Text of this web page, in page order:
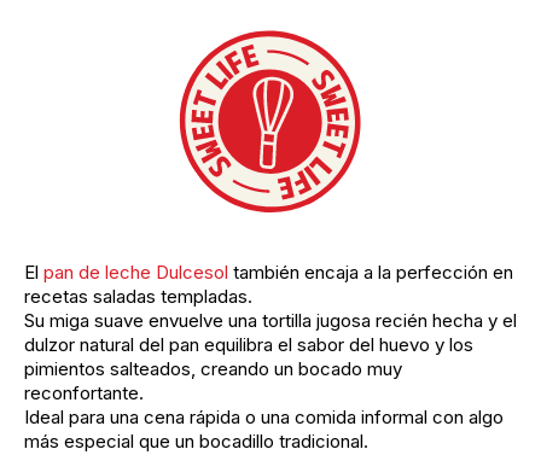
El pan de leche Dulcesol también encaja a la perfección en
recetas saladas templadas.
Su miga suave envuelve una tortilla jugosa recién hecha y el
dulzor natural del pan equilibra el sabor del huevo y los
pimientos salteados, creando un bocado muy
reconfortante.
Ideal para una cena rápida o una comida informal con algo
más especial que un bocadillo tradicional.